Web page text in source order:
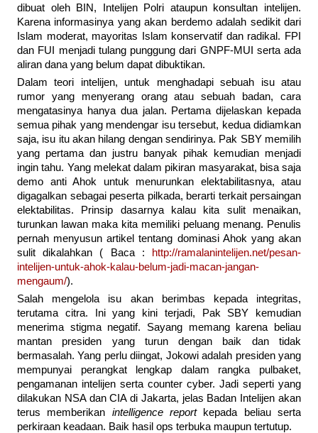
dibuat oleh BIN, Intelijen Polri ataupun konsultan intelijen.
Karena informasinya yang akan berdemo adalah sedikit dari
Islam moderat, mayoritas Islam konservatif dan radikal. FPI
dan FUI menjadi tulang punggung dari GNPF-MUI serta ada
aliran dana yang belum dapat dibuktikan.
Dalam teori intelijen, untuk menghadapi sebuah isu atau
rumor yang menyerang orang atau sebuah badan, cara
mengatasinya hanya dua jalan. Pertama dijelaskan kepada
semua pihak yang mendengar isu tersebut, kedua didiamkan
saja, isu itu akan hilang dengan sendirinya. Pak SBY memilih
yang pertama dan justru banyak pihak kemudian menjadi
ingin tahu. Yang melekat dalam pikiran masyarakat, bisa saja
demo anti Ahok untuk menurunkan elektabilitasnya, atau
digagalkan sebagai peserta pilkada, berarti terkait persaingan
elektabilitas. Prinsip dasarnya kalau kita sulit menaikan,
turunkan lawan maka kita memiliki peluang menang. Penulis
pernah menyusun artikel tentang dominasi Ahok yang akan
sulit dikalahkan ( Baca : http://ramalanintelijen.net/pesan-
intelijen-untuk-ahok-kalau-belum-jadi-macan-jangan-
mengaum/).
Salah mengelola isu akan berimbas kepada integritas,
terutama citra. Ini yang kini terjadi, Pak SBY kemudian
menerima stigma negatif. Sayang memang karena beliau
mantan presiden yang turun dengan baik dan tidak
bermasalah. Yang perlu diingat, Jokowi adalah presiden yang
mempunyai perangkat lengkap dalam rangka pulbaket,
pengamanan intelijen serta counter cyber. Jadi seperti yang
dilakukan NSA dan CIA di Jakarta, jelas Badan Intelijen akan
terus memberikan intelligence reportkepada beliau serta
perkiraan keadaan. Baik hasil ops terbuka maupun tertutup.